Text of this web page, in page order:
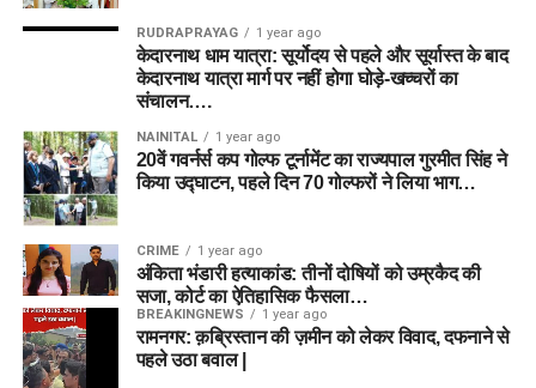
RUDRAPRAYAG 1 year ago
केदारनाथ धाम यात्रा: सूर्योदय से पहले और सूर्यास्त के बाद
केदारनाथ यात्रा मार्ग पर नहीं होगा घोड़े-खच्चरों का
संचालन….
NAINITAL 1 year ago
20वें गवर्नर्स कप गोल्फ टूर्नामेंट का राज्यपाल गुरमीत सिंह ने
किया उद्घाटन, पहले दिन 70 गोल्फरों ने लिया भाग…
CRIME 1 year ago
अंकिता भंडारी हत्याकांड: तीनों दोषियों को उम्रकैद की
सजा, कोर्ट का ऐतिहासिक फैसला…
BREAKINGNEWS 1 year ago
रामनगर: क़ब्रिस्तान की ज़मीन को लेकर विवाद, दफनाने से
पहले उठा बवाल |